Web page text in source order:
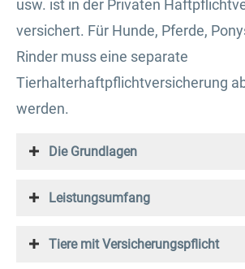
usw. ist in der Privaten
versichert. Für Hunde, Pferde,
Rinder muss eine separate
Tierhalterhaftpflichtversicherung
werden.
Die Grundlagen
Leistungsumfang
Tiere mit Versicherungspflicht